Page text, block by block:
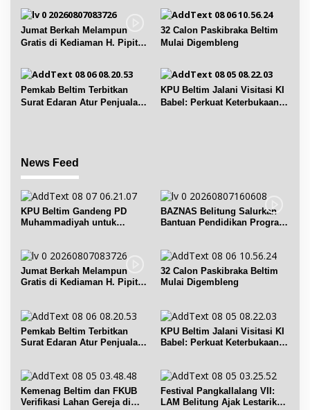
Jumat Berkah Melampun
Gratis di Kediaman H. Pipit
32 Calon Paskibraka Beltim
Mulai Digembleng
Pemkab Beltim Terbitkan
Surat Edaran Atur Penjualan
KPU Beltim Jalani Visitasi KI
Babel: Perkuat Keterbukaan
News Feed
KPU Beltim Gandeng PD
Muhammadiyah untuk
BAZNAS Belitung Salurkan
Bantuan Pendidikan Program
Jumat Berkah Melampun
Gratis di Kediaman H. Pipit
32 Calon Paskibraka Beltim
Mulai Digembleng
Pemkab Beltim Terbitkan
Surat Edaran Atur Penjualan
KPU Beltim Jalani Visitasi KI
Babel: Perkuat Keterbukaan
Kemenag Beltim dan FKUB
Verifikasi Lahan Gereja di
Festival Pangkallalang VII:
LAM Belitung Ajak Lestarikan